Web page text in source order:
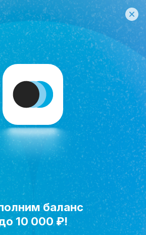
Исполнить мечту!
баланс
10 000 ₽!